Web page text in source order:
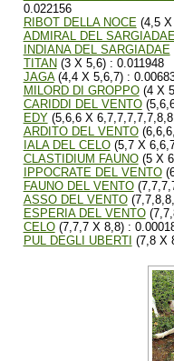
0.022156
RIBOT DELLA NOCE (4,5
ADMIRAL DEL SARGIADAE
INDIANA DEL SARGIADAE
TITAN(3 X 5,6) : 0.011948
JAGA(4,4 X 5,6,7) :
MILORD DI GROPPO(4 X
CARIDDI DEL VENTO
EDY(5,6,6 X
ARDITO DEL VENTO
IALA DEL CELO(5,7 X
CLASTIDIUM FAUNO(5 X
IPPOCRATE DEL VENTO
FAUNO DEL VENTO
ASSO DEL VENTO
ESPERIA DEL VENTO
CELO(7,7,7 X 8,8) :
PUL DEGLI UBERTI (7,8 X